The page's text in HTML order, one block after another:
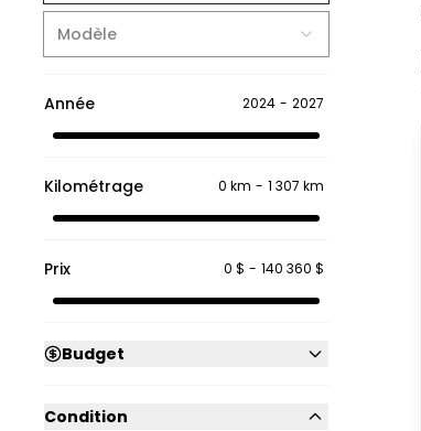
Modèle
Année 2024 - 2027
Kilométrage 0 km - 1 307 km
Prix 0 $ - 140 360 $
Budget
Condition